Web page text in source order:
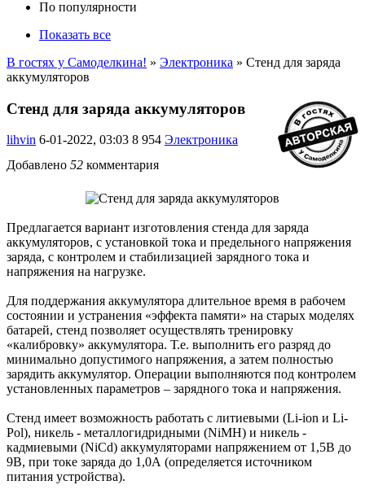
По популярности
Показать все
В гостях у Самоделкина! » Электроника » Стенд для заряда
аккумуляторов
Стенд для заряда аккумуляторов
lihvin 6-01-2022, 03:03 8 954 Электроника
Добавлено 52 комментария
Предлагается вариант изготовления стенда для заряда
аккумуляторов, с установкой тока и предельного напряжения
заряда, с контролем и стабилизацией зарядного тока и
напряжения на нагрузке.
Для поддержания аккумулятора длительное время в рабочем
состоянии и устранения «эффекта памяти» на старых моделях
батарей, стенд позволяет осуществлять тренировку
«калибровку» аккумулятора. Т.е. выполнить его разряд до
минимально допустимого напряжения, а затем полностью
зарядить аккумулятор. Операции выполняются под контролем
установленных параметров – зарядного тока и напряжения.
Стенд имеет возможность работать с литиевыми (Li-ion и Li-
Pol), никель - металлогидридными (NiMH) и никель -
кадмиевыми (NiCd) аккумуляторами напряжением от 1,5В до
9В, при токе заряда до 1,0А (определяется источником
питания устройства).